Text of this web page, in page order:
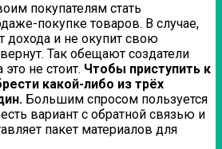
покупателям стать
покупке товаров. В случае,
дохода и не окупит свою
Так обещают создатели
не стоит. Чтобы приступить к
какой-либо из трёх
Большим спросом пользуется
вариант с обратной связью и
пакет материалов для